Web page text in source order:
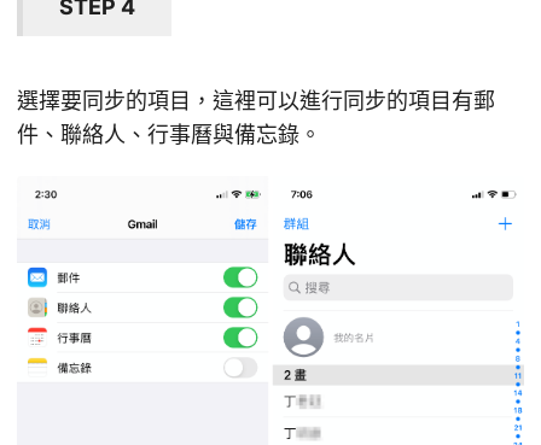
STEP 4
選擇要同步的項目，這裡可以進行同步的項目有郵
件、聯絡人、行事曆與備忘錄。